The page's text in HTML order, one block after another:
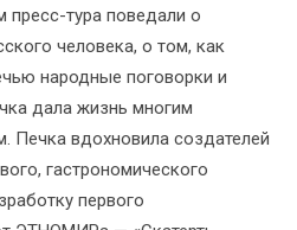
пресс-тура поведали о
человека, о том, как
народные поговорки и
дала жизнь многим
Печка вдохновила создателей
гастрономического
первого